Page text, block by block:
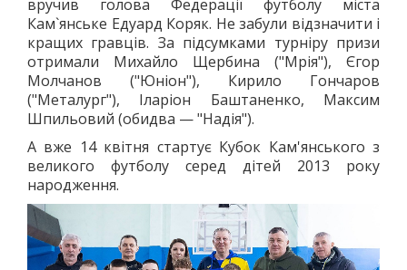
ОСВІТА
ІСТОРІЯ
ВІДОМІ ЛЮДИ МІСТА
ПАМ'ЯТНИКИ МІСТА
"ПЕРЕГОРТАЮЧИ СТАРІ ГАЗЕТИ"
60-ТІ РОКИ
70-ТІ РОКИ
80-ТІ РОКИ
90-ТІ РОКИ
ІСТОРІЯ ОДНІЄЇ ФОТОГРАФІЇ
вручив голова Федерації футболу міста
Кам`янське Едуард Коряк. Не забули відзначити і
кращих гравців. За підсумками турніру призи
отримали Михайло Щербина ("Мрія"), Єгор
Молчанов ("Юніон"), Кирило Гончаров
("Металург"), Іларіон Баштаненко, Максим
Шпильовий (обидва — "Надія").
А вже 14 квітня стартує Кубок Кам'янського з
великого футболу серед дітей 2013 року
народження.